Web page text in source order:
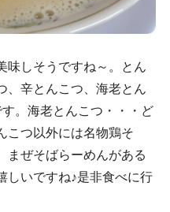
味しそうですね～。とん
、辛とんこつ、海老とん
。海老とんこつ・・・ど
こつ以外には名物鶏そ
まぜそばらーめんがある
しいですね♪是非食べに行